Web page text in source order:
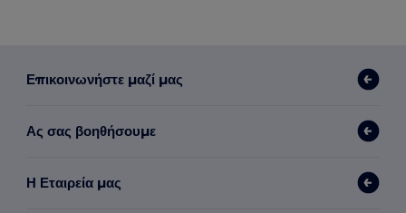
Επικοινωνήστε μαζί μας
Ας σας βοηθήσουμε
Η Εταιρεία μας